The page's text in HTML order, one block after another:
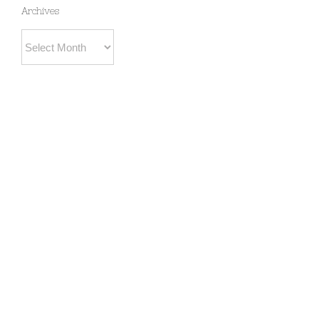
Archives